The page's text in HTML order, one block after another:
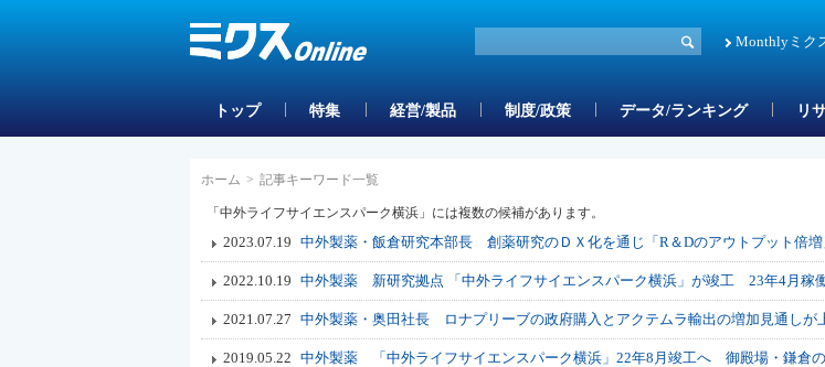
Monthlyミク
トップ 特集 経営/製品 制度/政策 データ/ランキング リ
ホーム > 記事キーワード一覧
「中外ライフサイエンスパーク横浜」には複数の候補があります。
2023.07.19 中外製薬・飯倉研究本部長 創薬研究のＤＸ化を通じ「R＆Dのアウトプット倍
2022.10.19 中外製薬 新研究拠点 「中外ライフサイエンスパーク横浜」が竣工 23年4月稼
2021.07.27 中外製薬・奥田社長 ロナプリーブの政府購入とアクテムラ輸出の増加見通し
2019.05.22 中外製薬 「中外ライフサイエンスパーク横浜」22年8月竣工へ 御殿場・鎌倉